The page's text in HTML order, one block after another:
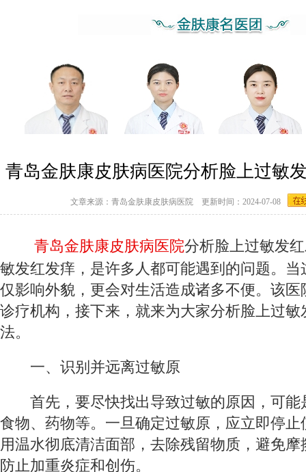
青岛金肤康皮肤病医院分析脸上过敏
文章来源：青岛金肤康皮肤病医院 更新时间：2024-07-08
青岛金肤康皮肤病医院分析脸上过敏发
敏发红发痒，是许多人都可能遇到的问题。
仅影响外貌，更会对生活造成诸多不便。该
诊疗机构，接下来，就来为大家分析脸上过
法。
一、识别并远离过敏原
首先，要尽快找出导致过敏的原因，可能
食物、药物等。一旦确定过敏原，应立即停
用温水彻底清洁面部，去除残留物质，避免
防止加重炎症和创伤。